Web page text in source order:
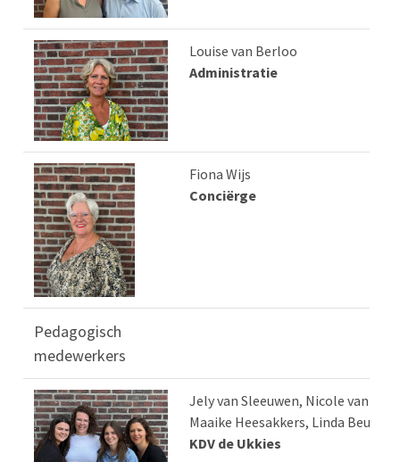
Louise van Berloo
Administratie
Fiona Wijs
Conciërge
Pedagogisch
medewerkers
Jely van Sleeuwen, Nicole van de
Maaike Heesakkers, Linda Beukers
KDV de Ukkies